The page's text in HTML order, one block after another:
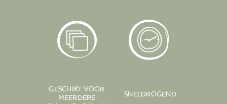
GESCHIKT VOOR
MEERDERE
SNELDROGEND